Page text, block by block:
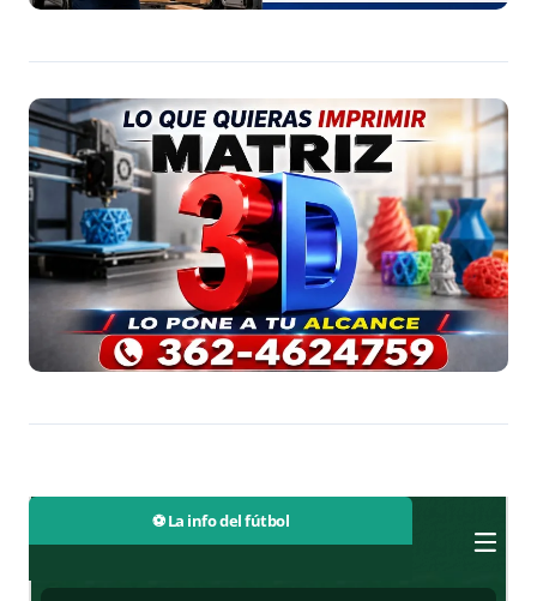
⚽ La info del fútbol